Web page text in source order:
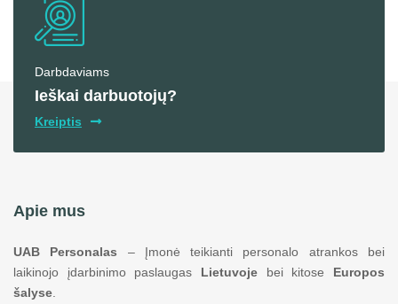
Darbdaviams
Ieškai darbuotojų?
Kreiptis
Apie mus
UAB Personalas – Įmonė teikianti personalo atrankos bei
laikinojo įdarbinimo paslaugas Lietuvoje bei kitose Europos
šalyse